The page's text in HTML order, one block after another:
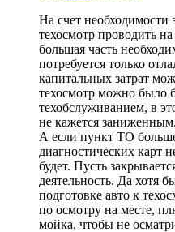
На счет необходимости
техосмотр проводить на
большая часть
потребуется только
капитальных затрат
техосмотр можно было
техобслуживанием, в
не кажется заниженным.
А если пункт ТО
диагностических карт
будет. Пусть
деятельность. Да хотя
подготовке авто к
по осмотру на месте,
мойка, чтобы не